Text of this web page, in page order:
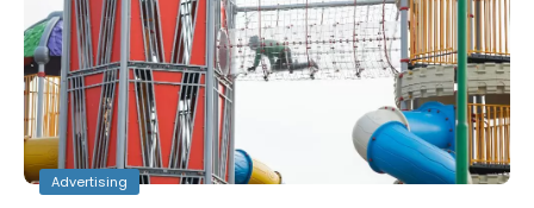
Advertising